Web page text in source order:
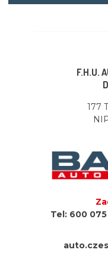
F.H.U.
177
Tel: 600 075